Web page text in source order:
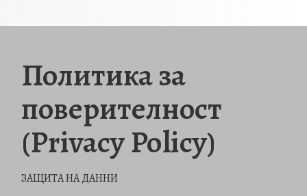
Политика за
поверителност
(Privacy Policy)
ЗАЩИТА НА ДАННИ